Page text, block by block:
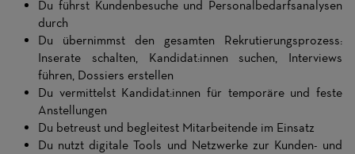
Du führst Kundenbesuche und Personalbedarfsanalysen
durch
Du übernimmst den gesamten Rekrutierungsprozess:
Inserate schalten, Kandidat:innen suchen, Interviews
führen, Dossiers erstellen
Du vermittelst Kandidat:innen für temporäre und feste
Anstellungen
Du betreust und begleitest Mitarbeitende im Einsatz
Du nutzt digitale Tools und Netzwerke zur Kunden- und